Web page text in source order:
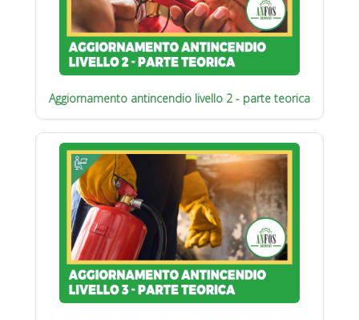
Aggiornamento antincendio livello 2 - parte teorica